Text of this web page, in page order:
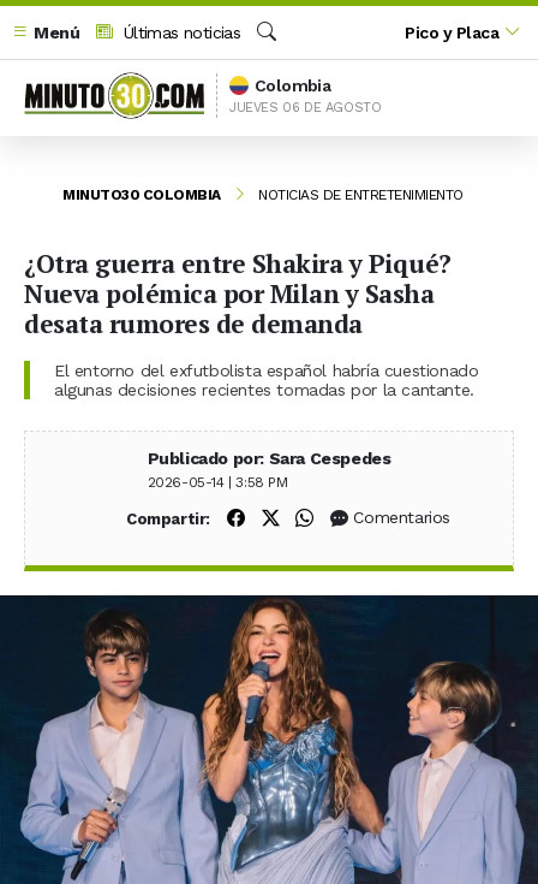
Menú
Últimas noticias
Buscar
Pico y Placa
Colombia
JUEVES 06 DE AGOSTO
MINUTO30 COLOMBIA NOTICIAS DE ENTRETENIMIENTO
¿Otra guerra entre Shakira y Piqué?
Nueva polémica por Milan y Sasha
desata rumores de demanda
El entorno del exfutbolista español habría cuestionado
algunas decisiones recientes tomadas por la cantante.
Publicado por: Sara Cespedes
2026-05-14 | 3:58 PM
Compartir: Compartir en Facebook
Compartir en X (Twitter)
Compartir en WhatsApp
Comentarios